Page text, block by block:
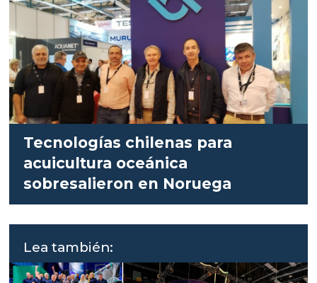
Tecnologías chilenas para
acuicultura oceánica
sobresalieron en Noruega
Lea también: